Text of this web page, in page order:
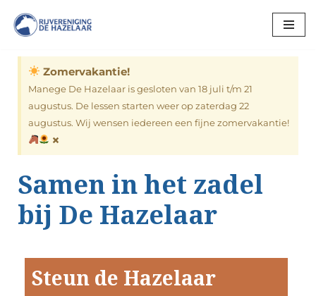
Ga
naar
inhoud
Zomervakantie!
Manege De Hazelaar is gesloten van 18 juli t/m 21
augustus. De lessen starten weer op zaterdag 22
augustus. Wij wensen iedereen een fijne zomervakantie!
×
Samen in het zadel
bij De Hazelaar
Steun de Hazelaar